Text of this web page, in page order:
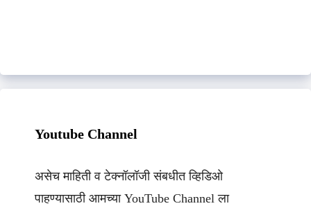
Youtube Channel
असेच माहिती व टेक्नॉलॉजी संबधीत व्हिडिओ
पाहण्यासाठी आमच्या YouTube Channel ला